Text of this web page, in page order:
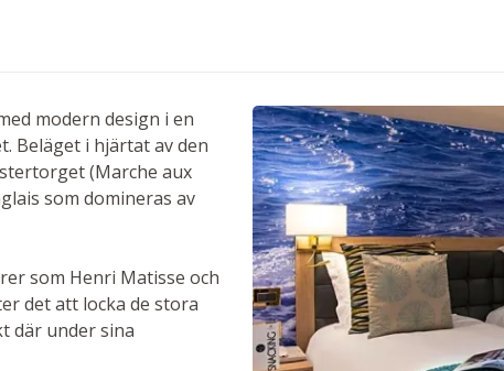
modern design i en
Beläget i hjärtat av den
(Marche aux
som domineras av
som Henri Matisse och
det att locka de stora
där under sina